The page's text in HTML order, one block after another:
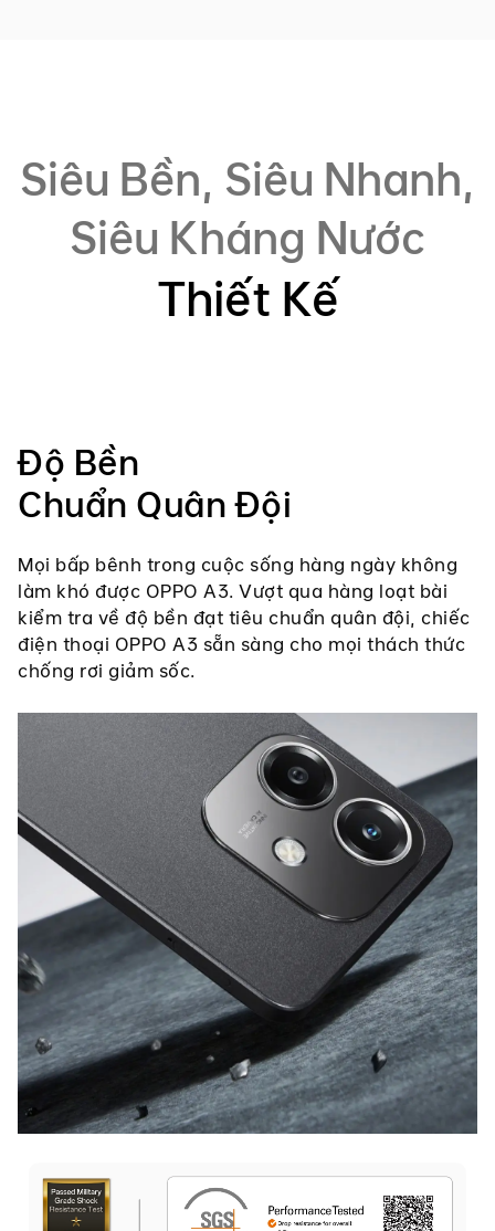
Siêu Bền, Siêu Nhanh,
Siêu Kháng Nước
Thiết Kế
Độ Bền
Chuẩn Quân Đội
Mọi bấp bênh trong cuộc sống hàng ngày không
làm khó được OPPO A3. Vượt qua hàng loạt bài
kiểm tra về độ bền đạt tiêu chuẩn quân đội, chiếc
điện thoại OPPO A3 sẵn sàng cho mọi thách thức
chống rơi giảm sốc.